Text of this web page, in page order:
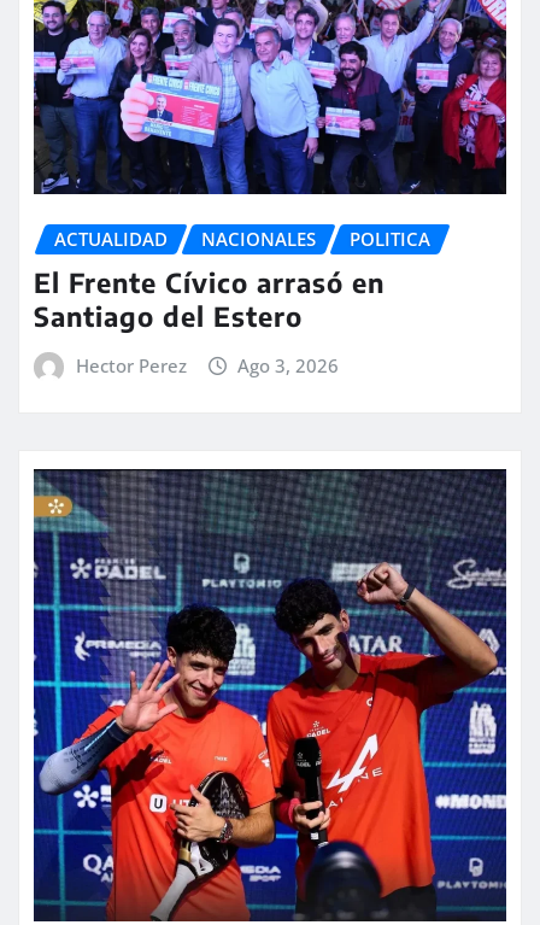
ACTUALIDAD NACIONALES POLITICA
El Frente Cívico arrasó en
Santiago del Estero
Hector Perez Ago 3, 2026